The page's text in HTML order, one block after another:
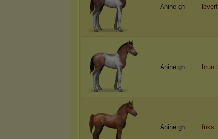
Anine gh
Anine gh brun
Anine gh fuks